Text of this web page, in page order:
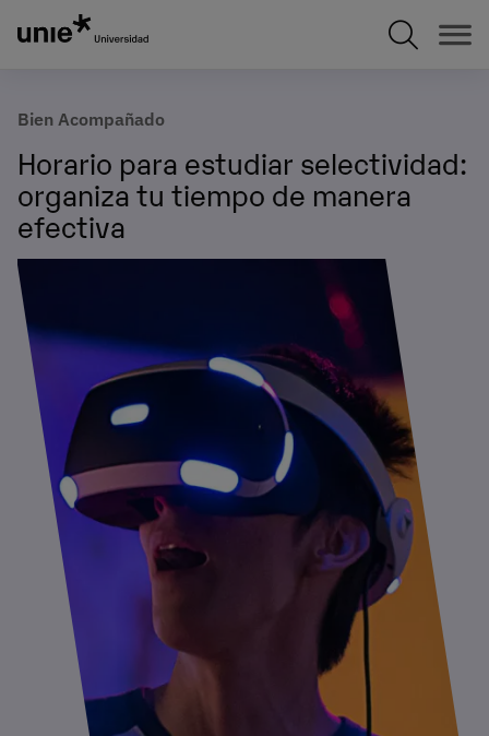
Bien Acompañado
Horario para estudiar selectividad:
organiza tu tiempo de manera
efectiva